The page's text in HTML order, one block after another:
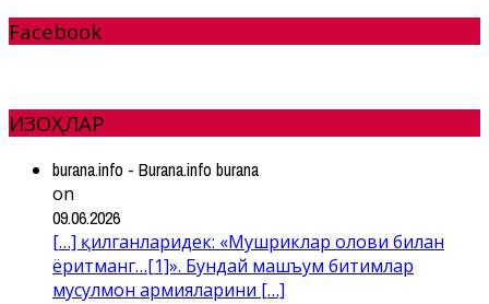
Facebook
ИЗОҲЛАР
burana.info - Burana.info burana
on
09.06.2026
[…] қилганларидек: «Мушриклар олови билан
ёритманг…[1]». Бундай машъум битимлар
мусулмон армияларини […]